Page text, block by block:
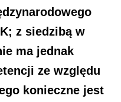
z siedzibą w
ma jednak
ze względu
konieczne jest